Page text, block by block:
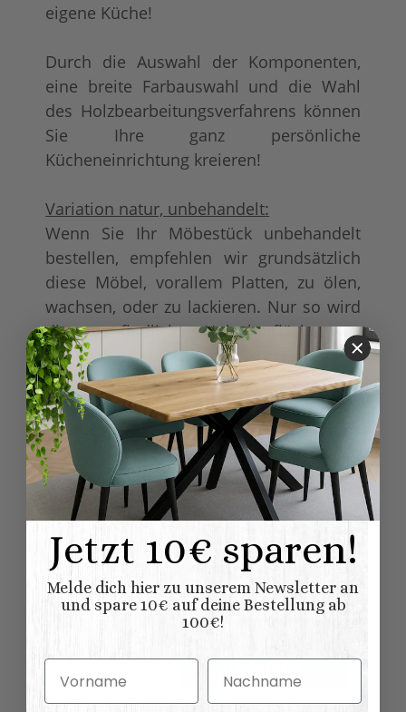
eigene Küche!
Durch die Auswahl der Komponenten,
eine breite Farbauswahl und die Wahl
des Holzbearbeitungsverfahrens können
Sie Ihre ganz persönliche
Kücheneinrichtung kreieren!
Variation natur, unbehandelt:
Wenn Sie Ihr Möbestück unbehandelt
bestellen, empfehlen wir grundsätzlich
diese Möbel, vorallem Platten, zu ölen,
wachsen, oder zu lackieren. Nur so wird
die empfindliche Holzoberfläche vor
Nässe und Schmutz geschützt.
Produkteigenschaft
Wert
Plattenoberseite
:
Standard-Platte, Holz
wie Korpus
Möbel
Lieferung:
Möbel wird aufgebaut
geliefert
Möbelkategorie:
Shabby chic
Skandinavischer
Landhausstil
Jetzt 10€ sparen!
Melde dich hier zu unserem Newsletter an
und spare 10€ auf deine Bestellung ab
100€!
Vorname Nachname